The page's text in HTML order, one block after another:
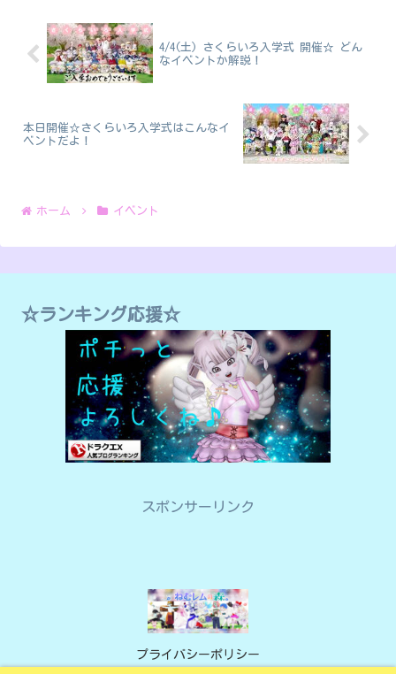
4/4(土) さくらいろ入学式 開催☆ どん
なイベントか解説！
本日開催☆さくらいろ入学式はこんなイ
ベントだよ！
ホーム イベント
☆ランキング応援☆
スポンサーリンク
プライバシーポリシー